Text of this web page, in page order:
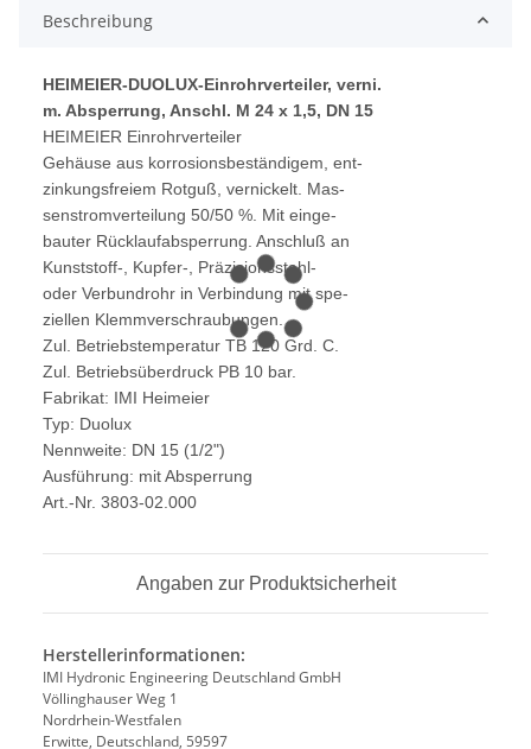
Beschreibung
HEIMEIER-DUOLUX-Einrohrverteiler, verni.
m. Absperrung, Anschl. M 24 x 1,5, DN 15
HEIMEIER Einrohrverteiler
Gehäuse aus korrosionsbeständigem, ent-
zinkungsfreiem Rotguß, vernickelt. Mas-
senstromverteilung 50/50 %. Mit einge-
bauter Rücklaufabsperrung. Anschluß an
Kunststoff-, Kupfer-, Präzisionsstahl-
oder Verbundrohr in Verbindung mit spe-
ziellen Klemmverschraubungen.
Zul. Betriebstemperatur TB 120 Grd. C.
Zul. Betriebsüberdruck PB 10 bar.
Fabrikat: IMI Heimeier
Typ: Duolux
Nennweite: DN 15 (1/2")
Ausführung: mit Absperrung
Art.-Nr. 3803-02.000
Angaben zur Produktsicherheit
Herstellerinformationen:
IMI Hydronic Engineering Deutschland GmbH
Völlinghauser Weg 1
Nordrhein-Westfalen
Erwitte, Deutschland, 59597